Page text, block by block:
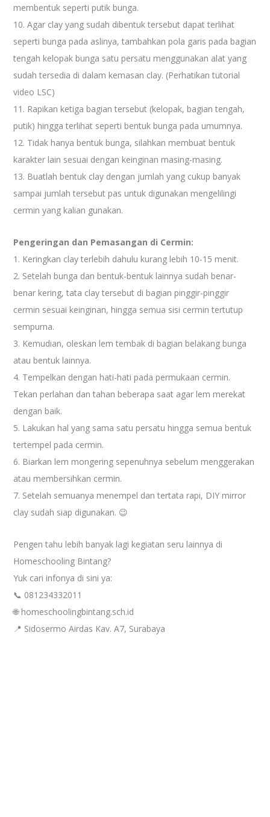
membentuk seperti putik bunga.
10. Agar clay yang sudah dibentuk tersebut dapat terlihat
seperti bunga pada aslinya, tambahkan pola garis pada bagian
tengah kelopak bunga satu persatu menggunakan alat yang
sudah tersedia di dalam kemasan clay. (Perhatikan tutorial
video LSC)
11. Rapikan ketiga bagian tersebut (kelopak, bagian tengah,
putik) hingga terlihat seperti bentuk bunga pada umumnya.
12. Tidak hanya bentuk bunga, silahkan membuat bentuk
karakter lain sesuai dengan keinginan masing-masing.
13. Buatlah bentuk clay dengan jumlah yang cukup banyak
sampai jumlah tersebut pas untuk digunakan mengelilingi
cermin yang kalian gunakan.
Pengeringan dan Pemasangan di Cermin:
1. Keringkan clay terlebih dahulu kurang lebih 10-15 menit.
2. Setelah bunga dan bentuk-bentuk lainnya sudah benar-
benar kering, tata clay tersebut di bagian pinggir-pinggir
cermin sesuai keinginan, hingga semua sisi cermin tertutup
sempurna.
3. Kemudian, oleskan lem tembak di bagian belakang bunga
atau bentuk lainnya.
4. Tempelkan dengan hati-hati pada permukaan cermin.
Tekan perlahan dan tahan beberapa saat agar lem merekat
dengan baik.
5. Lakukan hal yang sama satu persatu hingga semua bentuk
tertempel pada cermin.
6. Biarkan lem mongering sepenuhnya sebelum menggerakan
atau membersihkan cermin.
7. Setelah semuanya menempel dan tertata rapi, DIY mirror
clay sudah siap digunakan. 😉
Pengen tahu lebih banyak lagi kegiatan seru lainnya di
Homeschooling Bintang?
Yuk cari infonya di sini ya:
📞 081234332011
🌐 homeschoolingbintang.sch.id
📍 Sidosermo Airdas Kav. A7, Surabaya